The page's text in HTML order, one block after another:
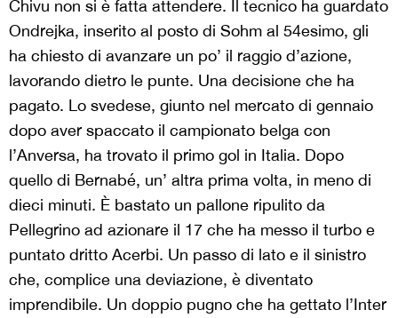
Chivu non si è fatta attendere. Il tecnico ha guardato
Ondrejka, inserito al posto di Sohm al 54esimo, gli
ha chiesto di avanzare un po’ il raggio d’azione,
lavorando dietro le punte. Una decisione che ha
pagato. Lo svedese, giunto nel mercato di gennaio
dopo aver spaccato il campionato belga con
l’Anversa, ha trovato il primo gol in Italia. Dopo
quello di Bernabé, un’ altra prima volta, in meno di
dieci minuti. È bastato un pallone ripulito da
Pellegrino ad azionare il 17 che ha messo il turbo e
puntato dritto Acerbi. Un passo di lato e il sinistro
che, complice una deviazione, è diventato
imprendibile. Un doppio pugno che ha gettato l’Inter